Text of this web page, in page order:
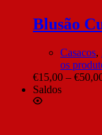
Blusão
Casacos,
os
€15,00 – €
Saldos